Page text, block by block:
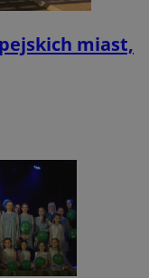
miast,